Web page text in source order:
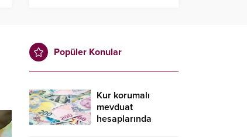
Popüler Konular
Kur korumalı
mevduat
hesaplarında